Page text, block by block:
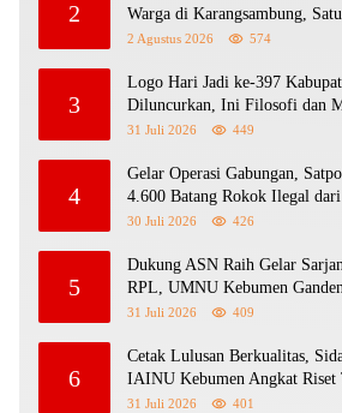
2
Warga di Karangsambung,
2 Agustus 2026 574
3
Logo Hari Jadi ke-397
Diluncurkan, Ini Filosofi dan
397
31 Juli 2026 449
4
Gelar Operasi Gabungan,
4.600 Batang Rokok Ilegal dari
30 Juli 2026 426
5
Dukung ASN Raih Gelar
RPL, UMNU Kebumen
Purbalingga Berpredikat WBK
31 Juli 2026 409
6
Cetak Lulusan Berkualitas,
IAINU Kebumen Angkat Riset
Sejak SD
31 Juli 2026 401